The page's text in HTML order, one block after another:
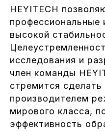
HEYITECH
профессиональные
высокой
исследования и
член команды
стремится
производителем
мирового класса,
эффективность